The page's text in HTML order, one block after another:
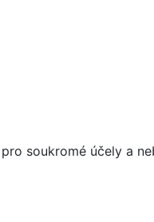
soukromé účely a